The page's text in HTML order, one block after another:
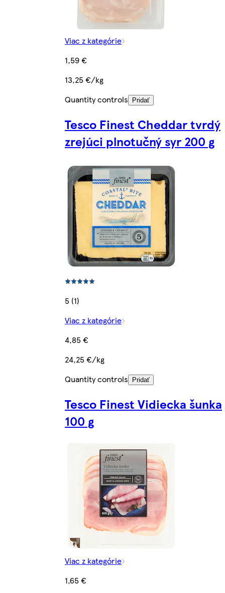
Viac z kategórie
1,59 €
13,25 €/kg
Quantity controls
Pridať
Tesco Finest Cheddar tvrdý
zrejúci plnotučný syr 200 g
5 (1)
Viac z kategórie
4,85 €
24,25 €/kg
Quantity controls
Pridať
Tesco Finest Vidiecka šunka
100 g
Viac z kategórie
1,65 €